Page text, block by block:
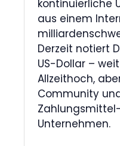
kontinuierliche
aus einem
Derzeit notiert
US-Dollar –
Allzeithoch,
Community
Unternehmen.